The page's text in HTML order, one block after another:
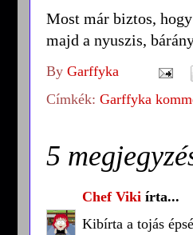
Most már biztos,
majd a nyuszis,
By Garffyka
Címkék: Garffyka
5
Chef Viki írta...
Kibírta a tojás